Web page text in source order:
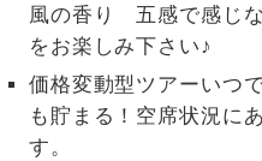
風の香り 五感で感じ
をお楽しみ下さい♪
価格変動型ツアーいつ
も貯まる！空席状況に
す。
1名様1室同代
1名様1
コース
ご夫婦